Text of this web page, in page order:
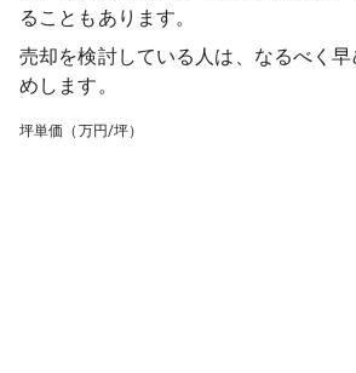
ることもあります。
売却を検討している人は、なるべく
めします。
坪単価（万円/坪）